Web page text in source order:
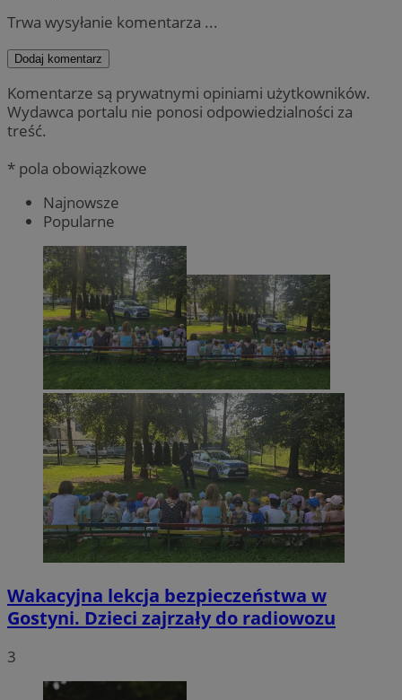
Trwa wysyłanie komentarza ...
Dodaj komentarz
Komentarze są prywatnymi opiniami użytkowników.
Wydawca portalu nie ponosi odpowiedzialności za
treść.
* pola obowiązkowe
Najnowsze
Popularne
Wakacyjna lekcja bezpieczeństwa w
Gostyni. Dzieci zajrzały do radiowozu
3